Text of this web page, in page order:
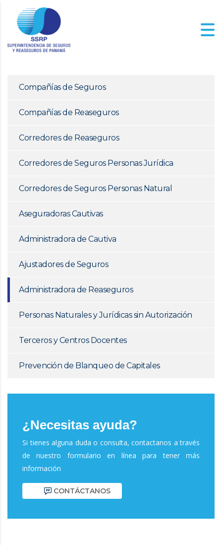
Compañías de Seguros
Compañías de Reaseguros
Corredores de Reaseguros
Corredores de Seguros Personas Jurídica
Corredores de Seguros Personas Natural
Aseguradoras Cautivas
Administradora de Cautiva
Ajustadores de Seguros
Administradora de Reaseguros
Personas Naturales y Jurídicas sin Autorización
Terceros y Centros Docentes
Prevención de Blanqueo de Capitales
¿Necesitas ayuda?
Si tienes alguna duda o consulta, contactanos a través
de nuestro formulario en línea para tener más
información
CONTÁCTANOS